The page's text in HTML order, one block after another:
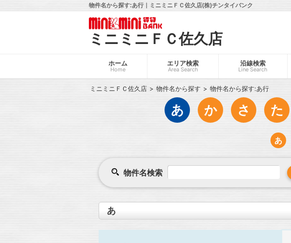
物件名から探す:あ行｜ミニミニＦＣ佐久店(株)チンタイバンク
ミニミニＦＣ佐久店
ホーム
Home
エリア検索
Area Search
沿線検索
Line Search
ミニミニＦＣ佐久店 物件名から探す 物件名から探す:あ行
あ か さ た
あ
物件名検索
あ